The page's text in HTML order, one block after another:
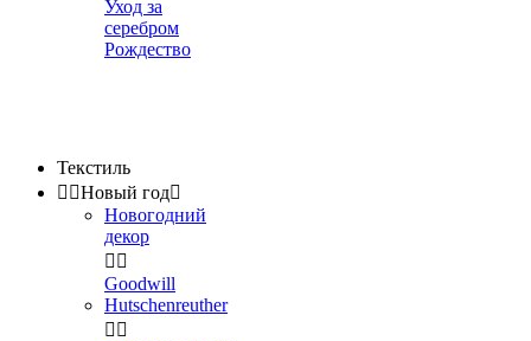
Уход за
серебром
Рождество
Текстиль
 Новый год
Новогодний
декор
 
Goodwill
Hutschenreuther
 